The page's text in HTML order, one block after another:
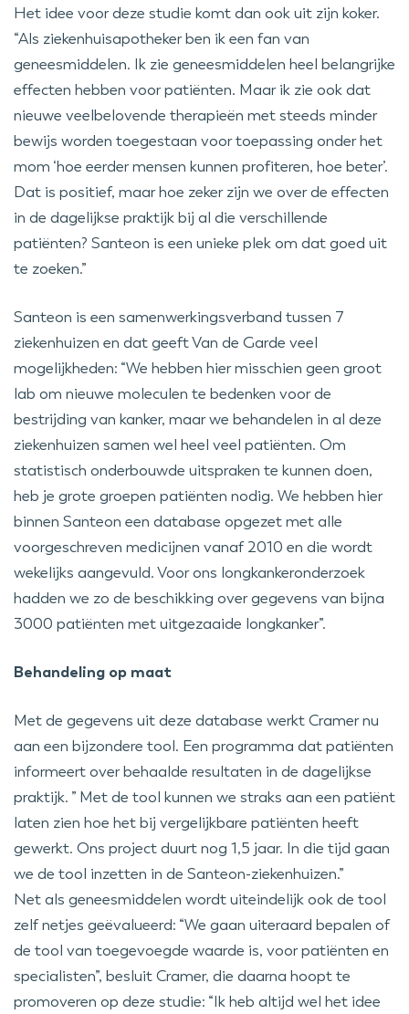
Het idee voor deze studie komt dan ook uit zijn koker.
“Als ziekenhuisapotheker ben ik een fan van
geneesmiddelen. Ik zie geneesmiddelen heel belangrijke
effecten hebben voor patiënten. Maar ik zie ook dat
nieuwe veelbelovende therapieën met steeds minder
bewijs worden toegestaan voor toepassing onder het
mom ‘hoe eerder mensen kunnen profiteren, hoe beter’.
Dat is positief, maar hoe zeker zijn we over de effecten
in de dagelijkse praktijk bij al die verschillende
patiënten? Santeon is een unieke plek om dat goed uit
te zoeken.”
Santeon is een samenwerkingsverband tussen 7
ziekenhuizen en dat geeft Van de Garde veel
mogelijkheden: “We hebben hier misschien geen groot
lab om nieuwe moleculen te bedenken voor de
bestrijding van kanker, maar we behandelen in al deze
ziekenhuizen samen wel heel veel patiënten. Om
statistisch onderbouwde uitspraken te kunnen doen,
heb je grote groepen patiënten nodig. We hebben hier
binnen Santeon een database opgezet met alle
voorgeschreven medicijnen vanaf 2010 en die wordt
wekelijks aangevuld. Voor ons longkankeronderzoek
hadden we zo de beschikking over gegevens van bijna
3000 patiënten met uitgezaaide longkanker”.
Behandeling op maat
Met de gegevens uit deze database werkt Cramer nu
aan een bijzondere tool. Een programma dat patiënten
informeert over behaalde resultaten in de dagelijkse
praktijk. ” Met de tool kunnen we straks aan een patiënt
laten zien hoe het bij vergelijkbare patiënten heeft
gewerkt. Ons project duurt nog 1,5 jaar. In die tijd gaan
we de tool inzetten in de Santeon-ziekenhuizen.”
Net als geneesmiddelen wordt uiteindelijk ook de tool
zelf netjes geëvalueerd: “We gaan uiteraard bepalen of
de tool van toegevoegde waarde is, voor patiënten en
specialisten”, besluit Cramer, die daarna hoopt te
promoveren op deze studie: “Ik heb altijd wel het idee